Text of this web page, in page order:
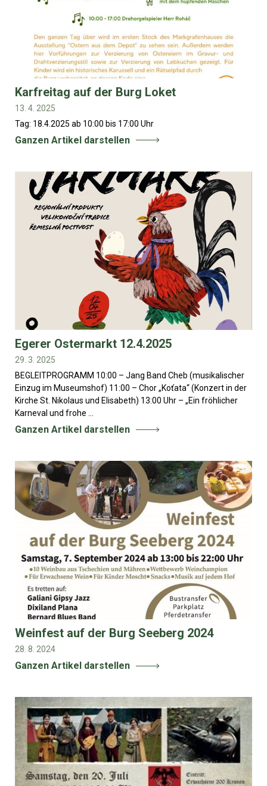
Karfreitag auf der Burg Loket
13. 4. 2025
Tag: 18.4.2025 ab 10:00 bis 17:00 Uhr
Ganzen Artikel darstellen
Egerer Ostermarkt 12.4.2025
29. 3. 2025
BEGLEITPROGRAMM 10:00 – Jang Band Cheb (musikalischer
Einzug im Museumshof) 11:00 – Chor „Koťata“ (Konzert in der
Kirche St. Nikolaus und Elisabeth) 13:00 Uhr – „Ein fröhlicher
Karneval und frohe ...
Ganzen Artikel darstellen
Weinfest auf der Burg Seeberg 2024
28. 8. 2024
Ganzen Artikel darstellen